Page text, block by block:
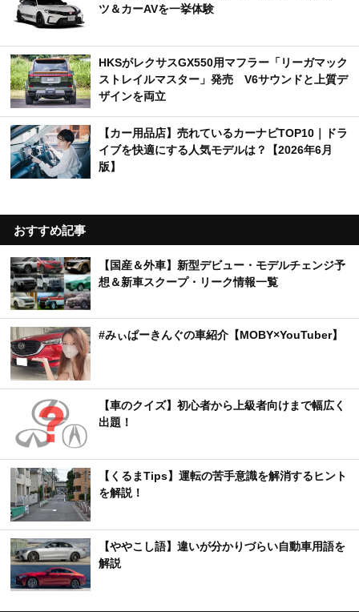
ツ＆カーAVを一挙体験
HKSがレクサスGX550用マフラー「リーガマック
ストレイルマスター」発売 V6サウンドと上質デ
ザインを両立
【カー用品店】売れているカーナビTOP10｜ドラ
イブを快適にする人気モデルは？【2026年6月
版】
おすすめ記事
【国産＆外車】新型デビュー・モデルチェンジ予
想＆新車スクープ・リーク情報一覧
#みぃぱーきんぐの車紹介【MOBY×YouTuber】
【車のクイズ】初心者から上級者向けまで幅広く
出題！
【くるまTips】運転の苦手意識を解消するヒント
を解説！
【ややこし語】違いが分かりづらい自動車用語を
解説